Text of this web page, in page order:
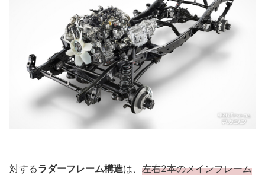
対するラダーフレーム構造は、 左右2本のメインフレーム